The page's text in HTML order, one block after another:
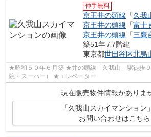
仲手無料
京王井の頭線 「久我
京王井の頭線 「富士
京王井の頭線 「三鷹
築51年 / 7階建
東京都世田谷区北烏
★昭和５０年６月築 ★井の頭線「久我山」駅徒歩９分 ★周辺環境（公園・病
院・スーパー） ★エレベーター
現在販売物件情報がありま
「久我山スカイマンション
お問い合わせはこちら